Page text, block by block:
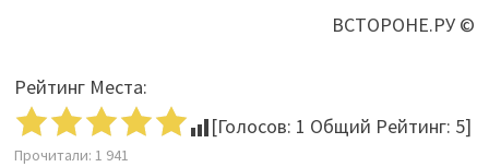
ВСТОРОНЕ.РУ ©
Рейтинг Места:
[Голосов: 1 Общий Рейтинг: 5]
Прочитали: 1 941